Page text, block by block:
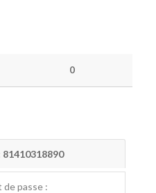
0
81410318890
de passe :